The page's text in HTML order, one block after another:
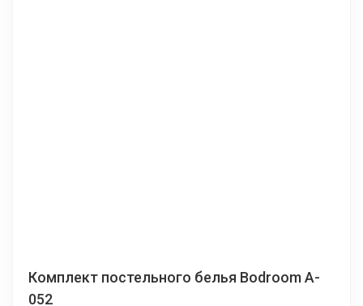
Комплект постельного белья Bodroom A-
052